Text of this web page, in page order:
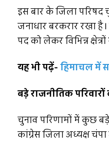
इस बार के जिला
जनाधार बरकरार रखा
पद को लेकर विभिन्न
यह भी पढ़ें- हिमाचल में
बड़े राजनीतिक
चुनाव परिणामों में कुछ बड़े
कांग्रेस जिला अध्यक्ष चंपा